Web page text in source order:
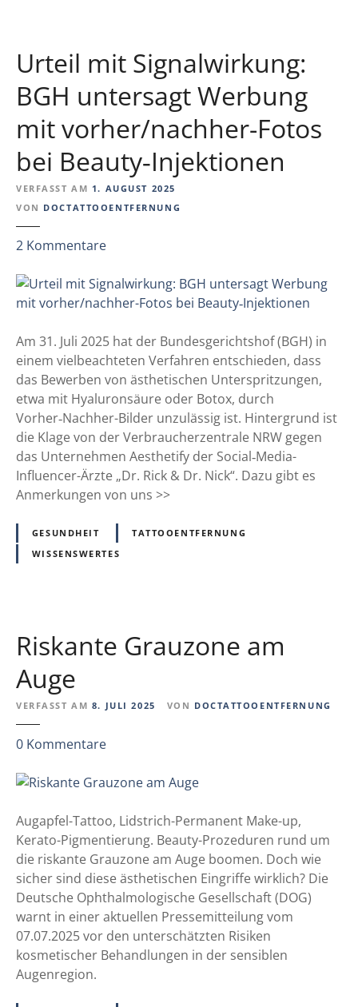
l
u
r
a
u
f
?
A
A
T
S
F
R
A
)
Urteil mit Signalwirkung:
BGH untersagt Werbung
mit vorher/nachher-Fotos
bei Beauty‑Injektionen
VERFASST AM 1. AUGUST 2025
VON DOCTATTOOENTFERNUNG
2 Kommentarez
U
r
e
i
l
m
i
t
S
i
g
l
u
:
G
u
t
e
r
s
a
g
t
W
Am 31. Juli 2025 hat der Bundesgerichtshof (BGH) in
einem vielbeachteten Verfahren entschieden, dass
das Bewerben von ästhetischen Unterspritzungen,
etwa mit Hyaluronsäure oder Botox, durch
Vorher‑Nachher-Bilder unzulässig ist. Hintergrund ist
die Klage von der Verbraucherzentrale NRW gegen
das Unternehmen Aesthetify der Social‑Media-
Influencer-Ärzte „Dr. Rick & Dr. Nick“. Dazu gibt es
Anmerkungen von uns >>
GESUNDHEIT
TATTOOENTFERNUNG
WISSENSWERTES
Riskante Grauzone am
Auge
VERFASST AM 8. JULI 2025 VON DOCTATTOOENTFERNUNG
0 Kommentarez
R
s
k
a
n
t
e
G
r
Augapfel-Tattoo, Lidstrich-Permanent Make-up,
Kerato-Pigmentierung. Beauty-Prozeduren rund um
die riskante Grauzone am Auge boomen. Doch wie
sicher sind diese ästhetischen Eingriffe wirklich? Die
Deutsche Ophthalmologische Gesellschaft (DOG)
warnt in einer aktuellen Pressemitteilung vom
07.07.2025 vor den unterschätzten Risiken
kosmetischer Behandlungen in der sensiblen
Augenregion.